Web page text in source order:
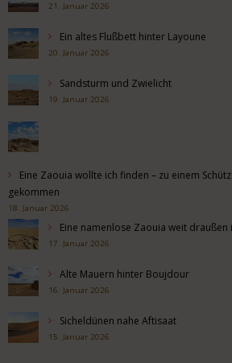
21. Januar 2026
Ein altes Flußbett hinter Layoune
20. Januar 2026
Sandsturm und Zwielicht
19. Januar 2026
Eine Zaouia wollte ich finden – zu einem
gekommen
18. Januar 2026
Eine namenlose Zaouia weit draußen
17. Januar 2026
Alte Mauern hinter Boujdour
16. Januar 2026
Sicheldünen nahe Aftisaat
15. Januar 2026